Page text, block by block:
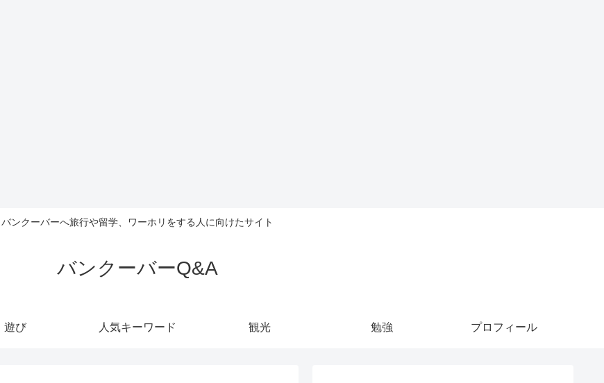
バンクーバーへ旅行や留学、ワーホリをする人に向けたサイト
バンクーバーQ&A
遊び 人気キーワード 観光 勉強 プロフィール